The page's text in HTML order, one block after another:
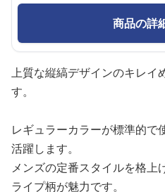
商品の詳
上質な縦縞デザインのキレイ
す。
レギュラーカラーが標準的で
活躍します。
メンズの定番スタイルを格上
ライプ柄が魅力です。